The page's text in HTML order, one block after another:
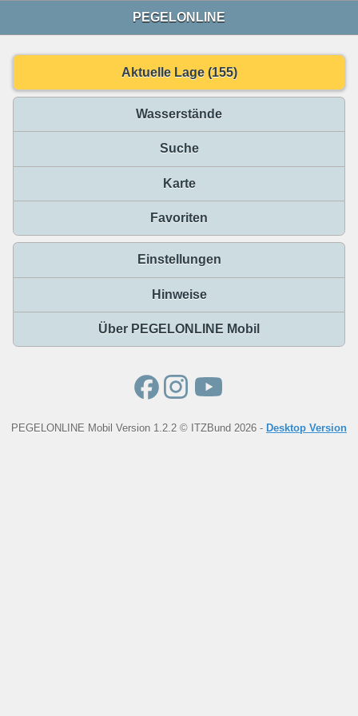
PEGELONLINE
Aktuelle Lage (155)
Wasserstände
Suche
Karte
Favoriten
Einstellungen
Hinweise
Über PEGELONLINE Mobil
PEGELONLINE Mobil Version 1.2.2 © ITZBund 2026 - Desktop Version